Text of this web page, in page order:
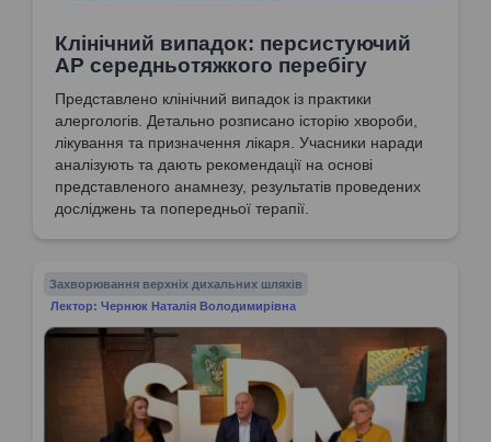
Клінічний випадок: персистуючий
АР середньотяжкого перебігу
Представлено клінічний випадок із практики
алергологів. Детально розписано історію хвороби,
лікування та призначення лікаря. Учасники наради
аналізують та дають рекомендації на основі
представленого анамнезу, результатів проведених
досліджень та попередньої терапії.
Захворювання верхніх дихальних шляхів
Лектор: Чернюк Наталія Володимирівна